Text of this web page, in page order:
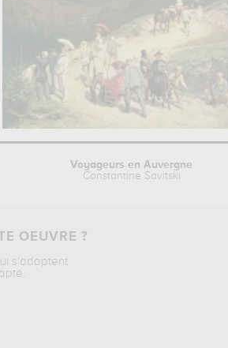
Voyageurs en Auvergne
Constantine Savitski
OEUVRE ?
s’adaptent